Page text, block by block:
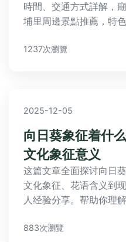
時間、交通方式詳解，
埔里周邊景點推薦，特
您輕鬆規劃完美行程！
1237次瀏覽
2025-12-05
向日葵象征着什
文化象征意义
这篇文章全面探讨向日
文化象征、花语含义到
人经验分享。帮助你理
883次瀏覽